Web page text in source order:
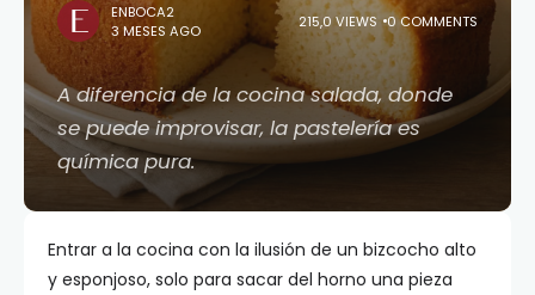
ENBOCA2
3 MESES AGO
215,0 VIEWS 0 COMMENTS
A diferencia de la cocina salada, donde
se puede improvisar, la pastelería es
química pura.
Entrar a la cocina con la ilusión de un bizcocho alto
y esponjoso, solo para sacar del horno una pieza